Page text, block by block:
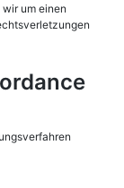
um einen